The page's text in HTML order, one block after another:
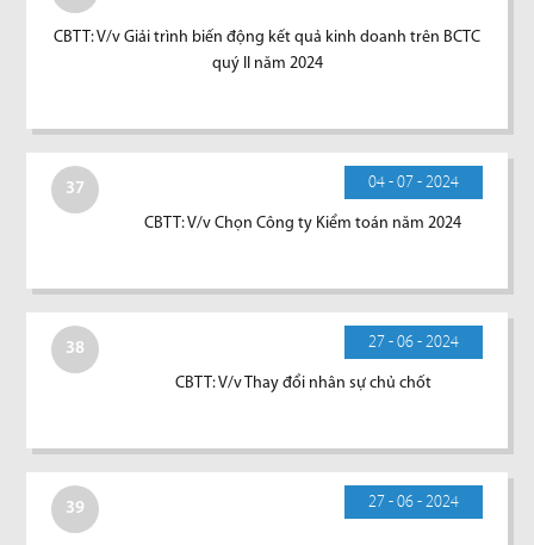
CBTT: V/v Giải trình biến động kết quả kinh doanh trên BCTC
quý II năm 2024
37 04 - 07 - 2024
CBTT: V/v Chọn Công ty Kiểm toán năm 2024
38 27 - 06 - 2024
CBTT: V/v Thay đổi nhân sự chủ chốt
39 27 - 06 - 2024